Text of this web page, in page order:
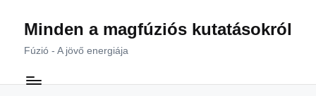
Minden a magfúziós kutatásokról
Fúzió - A jövő energiája